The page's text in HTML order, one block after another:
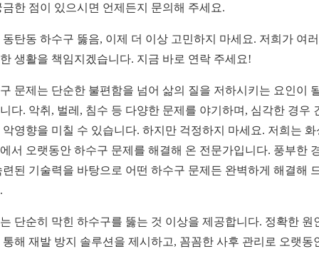
금한 점이 있으시면 언제든지 문의해 주세요.
동탄동 하수구 뚫음, 이제 더 이상 고민하지 마세요. 저희가 여
생활을 책임지겠습니다. 지금 바로 연락 주세요!
문제는 단순한 불편함을 넘어 삶의 질을 저하시키는 요인이
다. 악취, 벌레, 침수 등 다양한 문제를 야기하며, 심각한 경우
악영향을 미칠 수 있습니다. 하지만 걱정하지 마세요. 저희는 화
서 오랫동안 하수구 문제를 해결해 온 전문가입니다. 풍부한
련된 기술력을 바탕으로 어떤 하수구 문제든 완벽하게 해결해
단순히 막힌 하수구를 뚫는 것 이상을 제공합니다. 정확한 원
통해 재발 방지 솔루션을 제시하고, 꼼꼼한 사후 관리로 오랫동